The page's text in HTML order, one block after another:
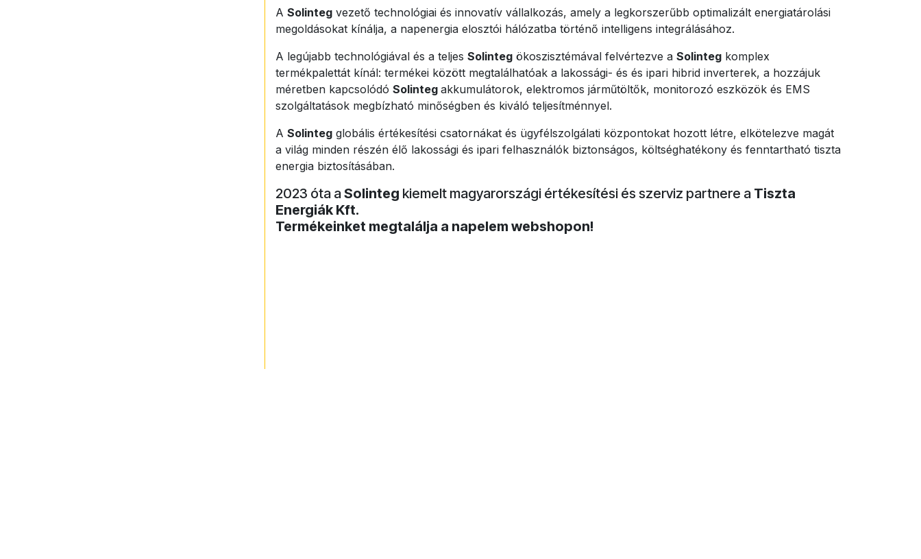
A Solinteg vezető technológiai és innovatív vállalkozás, amely a legkorszerűbb optimalizált energiatárolási
megoldásokat kínálja, a napenergia elosztói hálózatba történő intelligens integrálásához.
A legújabb technológiával és a teljes Solinteg ökoszisztémával felvértezve a Solinteg komplex
termékpalettát kínál: termékei között megtalálhatóak a lakossági- és és ipari hibrid inverterek, a hozzájuk
méretben kapcsolódó Solinteg akkumulátorok, elektromos járműtöltők, monitorozó eszközök és EMS
szolgáltatások megbízható minőségben és kiváló teljesítménnyel.
A Solinteg globális értékesítési csatornákat és ügyfélszolgálati központokat hozott létre, elkötelezve magát
a világ minden részén élő lakossági és ipari felhasználók biztonságos, költséghatékony és fenntartható tiszta
energia biztosításában.
2023 óta aSolinteg kiemelt magyarországi értékesítési és szerviz partnere a Tiszta
Energiák Kft.
Termékeinket megtalálja a napelem webshopon!